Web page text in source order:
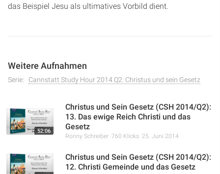
das Beispiel Jesu als ultimatives Vorbild dient.
Weitere Aufnahmen
Serie: Cannstatt Study Hour 2014 Q2: Christus und sein Gesetz
52:06
Christus und Sein Gesetz (CSH 2014/Q2):
13. Das ewige Reich Christi und das
Gesetz
Ronny Schreiber 760 Klicks 25. Juni 2014
Christus und Sein Gesetz (CSH 2014/Q2):
12. Christi Gemeinde und das Gesetz